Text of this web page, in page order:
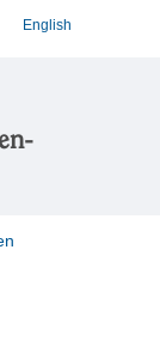
English